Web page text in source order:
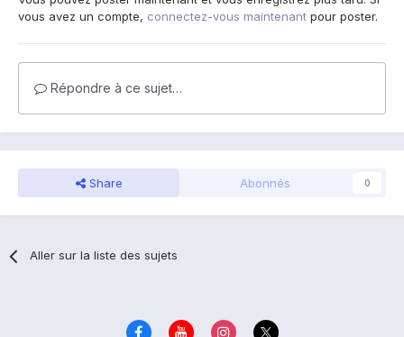
vous avez un compte, connectez-vous maintenant pour poster.
Répondre à ce sujet…
Share Abonnés 0
Aller sur la liste des sujets